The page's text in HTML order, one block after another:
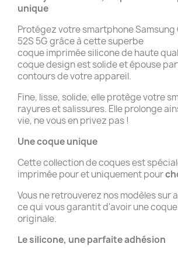
unique
Protégez votre smartphone Samsung
52S 5G grâce à cette superbe
coque imprimée silicone de haute
coque design est solide et épouse
contours de votre appareil.
Fine, lisse, solide, elle protège votre
rayures et salissures. Elle prolonge
vie, ne vous en privez pas !
Une coque unique
Cette collection de coques est
imprimée pour et uniquement pour
Vous ne retrouverez nos modèles sur
ce qui vous garantit d'avoir une
originale.
Le silicone, une parfaite adhésion